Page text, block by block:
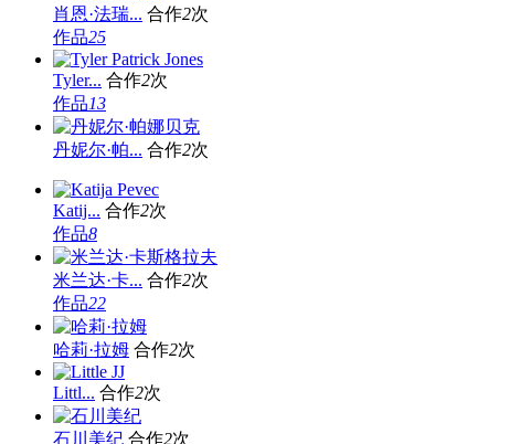
肖恩·法瑞... 合作2次
作品25
Tyler... 合作2次
作品13
丹妮尔·帕... 合作2次
Katij... 合作2次
作品8
米兰达·卡... 合作2次
作品22
哈莉·拉姆 合作2次
Littl... 合作2次
石川美纪 合作2次